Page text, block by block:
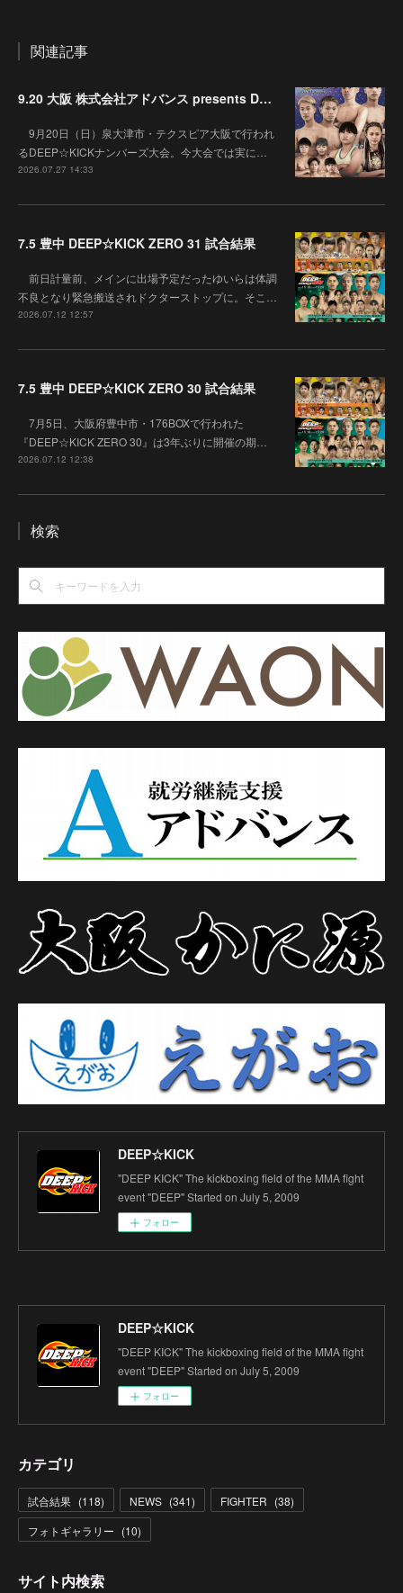
関連記事
9.20 大阪 株式会社アドバンス presents DEEP☆KICK 79･80 7月の準決勝を勝ち抜いた6名による-53kg･-65kg･QUEEN-46kgと3つの王座決定戦の開催が決定！
9月20日（日）泉大津市・テクスピア大阪で行われ
るDEEP☆KICKナンバーズ大会。今大会では実に…
2026.07.27 14:33
7.5 豊中 DEEP☆KICK ZERO 31 試合結果
前日計量前、メインに出場予定だったゆいらは体調
不良となり緊急搬送されドクターストップに。そこ…
2026.07.12 12:57
7.5 豊中 DEEP☆KICK ZERO 30 試合結果
7月5日、大阪府豊中市・176BOXで行われた
『DEEP☆KICK ZERO 30』は3年ぶりに開催の期…
2026.07.12 12:38
検索
DEEP☆KICK
"DEEP KICK" The kickboxing field of the MMA fight
event "DEEP" Started on July 5, 2009
フォロー
DEEP☆KICK
"DEEP KICK" The kickboxing field of the MMA fight
event "DEEP" Started on July 5, 2009
フォロー
カテゴリ
試合結果 (118) NEWS (341) FIGHTER (38)
フォトギャラリー (10)
サイト内検索